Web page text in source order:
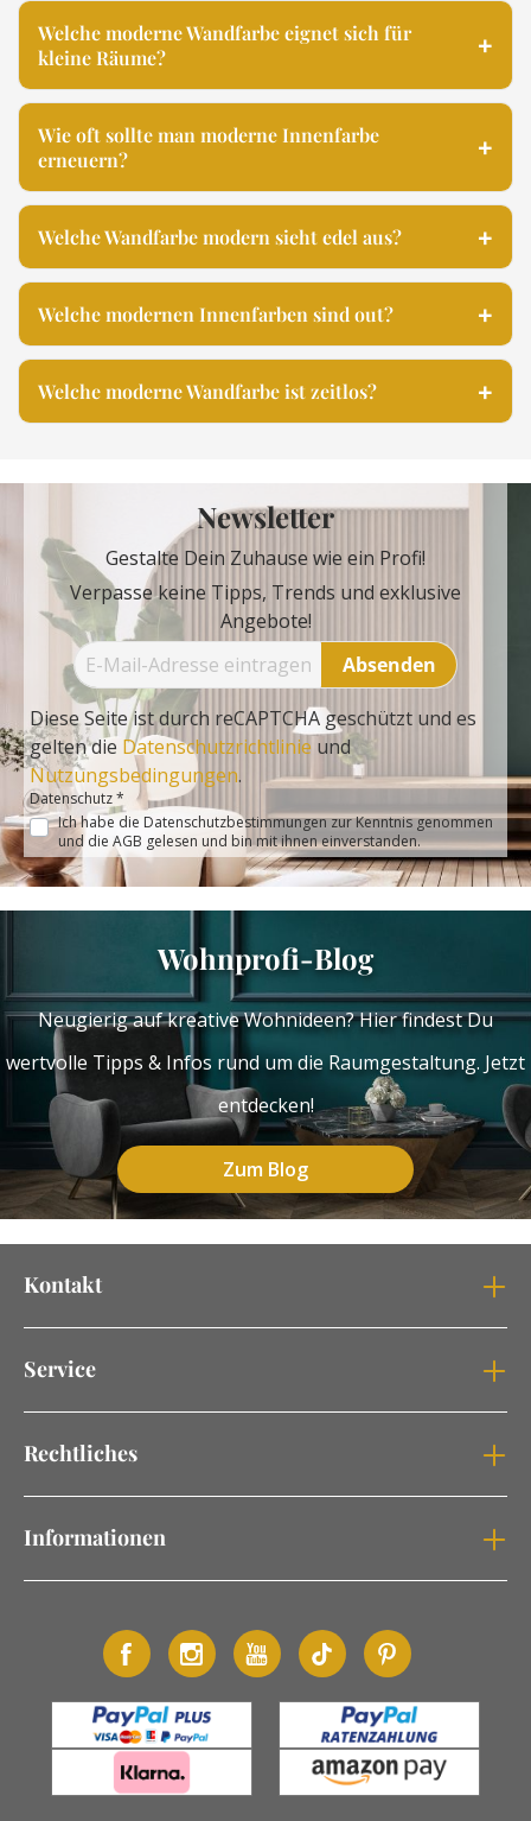
Welche moderne Wandfarbe eignet sich für
kleine Räume?
Wie oft sollte man moderne Innenfarbe
erneuern?
Welche Wandfarbe modern sieht edel aus?
Welche modernen Innenfarben sind out?
Welche moderne Wandfarbe ist zeitlos?
Newsletter
Gestalte Dein Zuhause wie ein Profi!
Verpasse keine Tipps, Trends und exklusive
Angebote!
Absenden
Diese Seite ist durch reCAPTCHA geschützt und es
gelten die Datenschutzrichtlinie und
Nutzungsbedingungen.
Datenschutz *
Ich habe die Datenschutzbestimmungenzur Kenntnis genommen
und die AGB gelesen und bin mit ihnen einverstanden.
Wohnprofi-Blog
Neugierig auf kreative Wohnideen? Hier findest Du
wertvolle Tipps & Infos rund um die Raumgestaltung. Jetzt
entdecken!
Zum Blog
Kontakt
Service
Rechtliches
Informationen